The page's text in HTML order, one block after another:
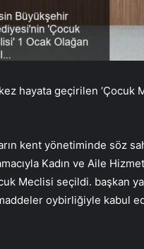
hayata geçirilen ‘Çocuk
kent yönetiminde söz
Kadın ve Aile
Meclisi seçildi. başkan
oybirliğiyle kabul